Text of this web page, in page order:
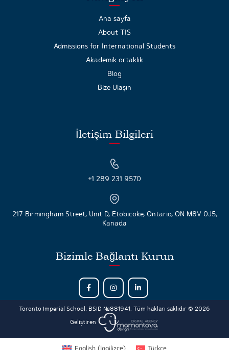
Ana sayfa
About TIS
Admissions for International Students
Akademik ortaklık
Blog
Bize Ulaşın
İletişim Bilgileri
+1 289 231 9570
217 Birmingham Street, Unit D, Etobicoke, Ontario, ON M8V 0J5,
Kanada
Bizimle Bağlantı Kurun
Toronto Imperial School, BSID №881941. Tüm hakları saklıdır © 2026
Geliştiren